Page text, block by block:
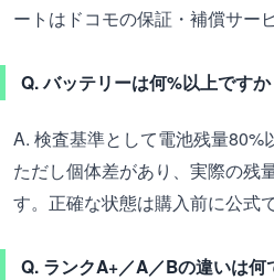
ートはドコモの保証・補償サー
Q. バッテリーは何%以上ですか
A. 検査基準として電池残量80%
ただし個体差があり、実際の残
す。正確な状態は購入前に公式
Q. ランクA+／A／Bの違いは何